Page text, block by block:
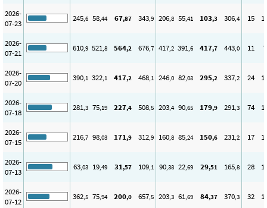
2026-
07-23
245,6 58,44 67,87 343,9 206,8 55,41 103,3 306,4 15
2026-
07-21
610,9 521,8 564,2 676,7 417,2 391,6 417,7 443,0 11 7
2026-
07-20
390,1 322,1 417,2 468,1 246,0 82,08 295,2 337,2 24
2026-
07-18
281,3 75,19 227,4 508,5 203,4 90,65 179,9 291,3 74
2026-
07-15
216,7 98,03 171,9 312,9 160,8 85,24 150,6 231,2 17
2026-
07-13
63,03 19,49 31,57 109,1 90,38 22,69 29,51 165,8 28
2026-
07-12
362,5 75,94 200,0 657,5 203,3 61,69 84,37 370,3 32